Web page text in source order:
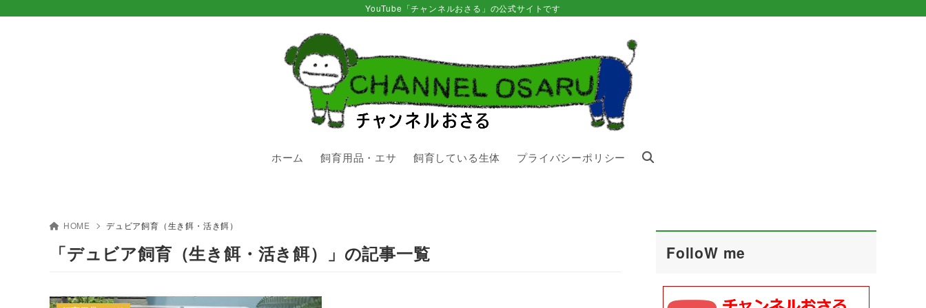
YouTube「チャンネルおさる」の公式サイトです
ホーム 飼育用品・エサ 飼育している生体 プライバシーポリシー
HOME デュビア飼育（生き餌・活き餌）
「デュビア飼育（生き餌・活き餌）」の記事一覧 FolloW me